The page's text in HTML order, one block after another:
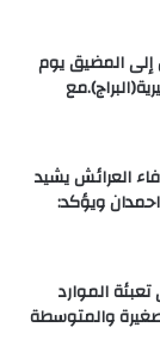
إلى المضيق يوم
العرائش يشيد
ويؤكد:
الموارد
والمتوسطة